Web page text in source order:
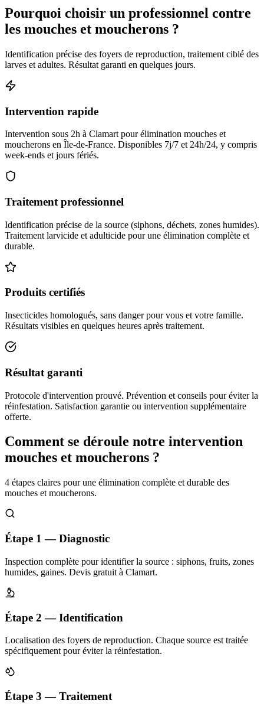
Pourquoi choisir un professionnel contre
les mouches et moucherons ?
Identification précise des foyers de reproduction, traitement ciblé des
larves et adultes. Résultat garanti en quelques jours.
Intervention rapide
Intervention sous 2h à Clamart pour élimination mouches et
moucherons en Île-de-France. Disponibles 7j/7 et 24h/24, y compris
week-ends et jours fériés.
Traitement professionnel
Identification précise de la source (siphons, déchets, zones humides).
Traitement larvicide et adulticide pour une élimination complète et
durable.
Produits certifiés
Insecticides homologués, sans danger pour vous et votre famille.
Résultats visibles en quelques heures après traitement.
Résultat garanti
Protocole d'intervention prouvé. Prévention et conseils pour éviter la
réinfestation. Satisfaction garantie ou intervention supplémentaire
offerte.
Comment se déroule notre intervention
mouches et moucherons ?
4 étapes claires pour une élimination complète et durable des
mouches et moucherons.
Étape 1 — Diagnostic
Inspection complète pour identifier la source : siphons, fruits, zones
humides, gaines. Devis gratuit à Clamart.
Étape 2 — Identification
Localisation des foyers de reproduction. Chaque source est traitée
spécifiquement pour éviter la réinfestation.
Étape 3 — Traitement